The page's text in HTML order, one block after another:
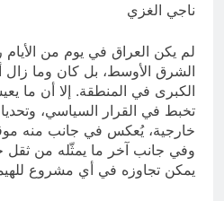
ناجي الغزي
لم يكن العراق في يوم من الأيام
الشرق الأوسط، بل كان وما زال
الكبرى في المنطقة. إلا أن ما
تخبط في القرار السياسي،
خارجية، يُعكس في جانب منه
وفي جانب آخر ما يمثّله من ثقل
يمكن تجاوزه في أي مشروع